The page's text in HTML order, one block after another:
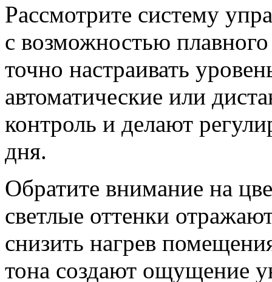
Рассмотрите систему
с возможностью
точно настраивать
автоматические или
контроль и делают
дня.
Обратите внимание на
светлые оттенки
снизить нагрев
тона создают ощущение